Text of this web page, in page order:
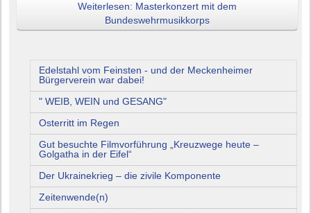
Weiterlesen: Masterkonzert mit dem
Bundeswehrmusikkorps
Edelstahl vom Feinsten - und der Meckenheimer
Bürgerverein war dabei!
" WEIB, WEIN und GESANG"
Osterritt im Regen
Gut besuchte Filmvorführung „Kreuzwege heute –
Golgatha in der Eifel“
Der Ukrainekrieg – die zivile Komponente
Zeitenwende(n)